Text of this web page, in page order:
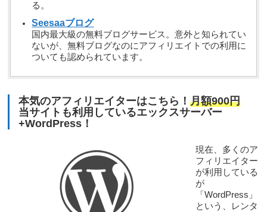
る。
Seesaaブログ
国内最大級の無料ブログサービス。意外と知られてい
ないが、無料ブログなのにアフィリエイトでの利用に
ついても認められています。
本気のアフィリエイターはこちら！月額900円
当サイトも利用しているエックスサーバー
+WordPress！
現在、多くのア
フィリエイター
が利用している
が
「WordPress」
という、レンタ